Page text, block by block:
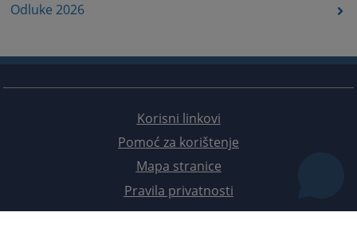
Odluke 2026
Korisni linkovi
Pomoć za korištenje
Mapa stranice
Pravila privatnosti